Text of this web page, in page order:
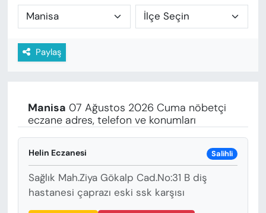
Paylaş
Manisa 07 Ağustos 2026 Cuma nöbetçi
eczane adres, telefon ve konumları
Helin Eczanesi Salihli
Sağlık Mah.Ziya Gökalp Cad.No:31 B diş
hastanesi çaprazı eski ssk karşısı
YENİ MEDYADA EMEK
GAZETECİLİĞİNİ GELİŞTİRMEK
FAYDALI BİLGİLER
EĞİTİM
SAĞLIK
Trafik Durumu
Haber Arşivi